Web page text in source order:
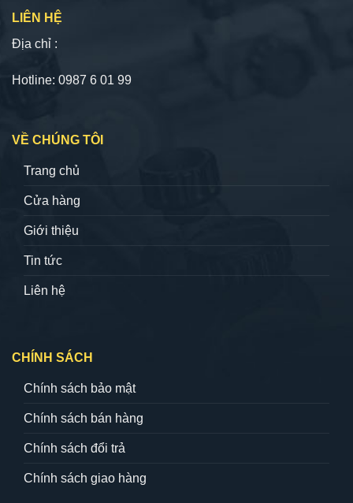
LIÊN HỆ
Địa chỉ :
Hotline: 0987 6 01 99
VỀ CHÚNG TÔI
Trang chủ
Cửa hàng
Giới thiệu
Tin tức
Liên hệ
CHÍNH SÁCH
Chính sách bảo mật
Chính sách bán hàng
Chính sách đổi trả
Chính sách giao hàng